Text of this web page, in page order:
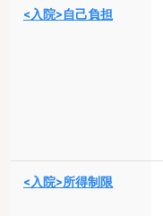
<入院>自己負担
<入院>所得制限